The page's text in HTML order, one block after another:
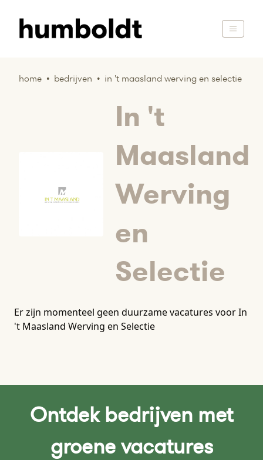
home • bedrijven • in 't maasland werving en selectie
In 't
Maasland
Werving
en
Selectie
Er zijn momenteel geen duurzame vacatures voor In
't Maasland Werving en Selectie
Ontdek bedrijven met
groene vacatures